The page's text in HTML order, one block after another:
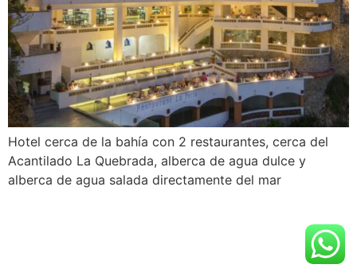
Hotel cerca de la bahía con 2 restaurantes, cerca del
Acantilado La Quebrada, alberca de agua dulce y
alberca de agua salada directamente del mar